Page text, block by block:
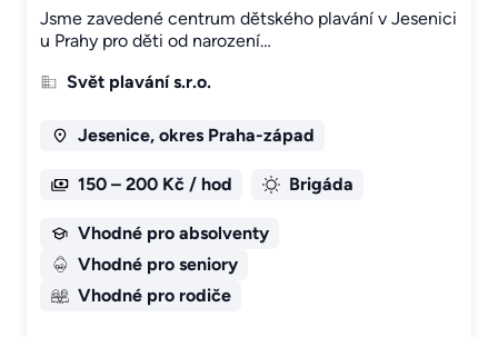
Jsme zavedené centrum dětského plavání v Jesenici
u Prahy pro děti od narození…
Svět plavání s.r.o.
Jesenice, okres Praha-západ
150 – 200 Kč / hod Brigáda
Vhodné pro absolventy
Vhodné pro seniory
Vhodné pro rodiče